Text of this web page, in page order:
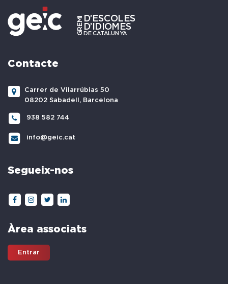
Contacte
Carrer de Vilarrúbias 50
08202 Sabadell, Barcelona
938 582 744
info@geic.cat
Segueix-nos
Àrea associats
Entrar